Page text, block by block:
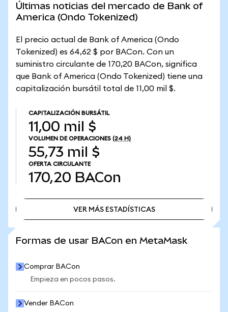
Últimas noticias del mercado de Bank of
America (Ondo Tokenized)
El precio actual de Bank of America (Ondo
Tokenized) es 64,62 $ por BACon. Con un
suministro circulante de 170,20 BACon, significa
que Bank of America (Ondo Tokenized) tiene una
capitalización bursátil total de 11,00 mil $.
CAPITALIZACIÓN BURSÁTIL
11,00 mil $
VOLUMEN DE OPERACIONES (24 H)
55,73 mil $
OFERTA CIRCULANTE
170,20 BACon
VER MÁS ESTADÍSTICAS
Formas de usar BACon en MetaMask
Comprar BACon
Empieza en pocos pasos.
Vender BACon